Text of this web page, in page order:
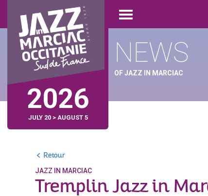
main
content
Open
menu
2026
JULY 20 > AUGUST 5
NEWS
OF JAZZ IN MARCIAC
Retour
JAZZ IN MARCIAC
Tremplin Jazz in
Cookies management panel